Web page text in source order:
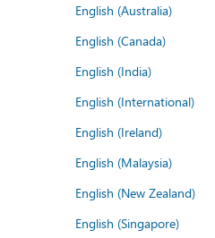
English (Australia)
English (Canada)
English (India)
English (International)
English (Ireland)
English (Malaysia)
English (New Zealand)
English (Singapore)